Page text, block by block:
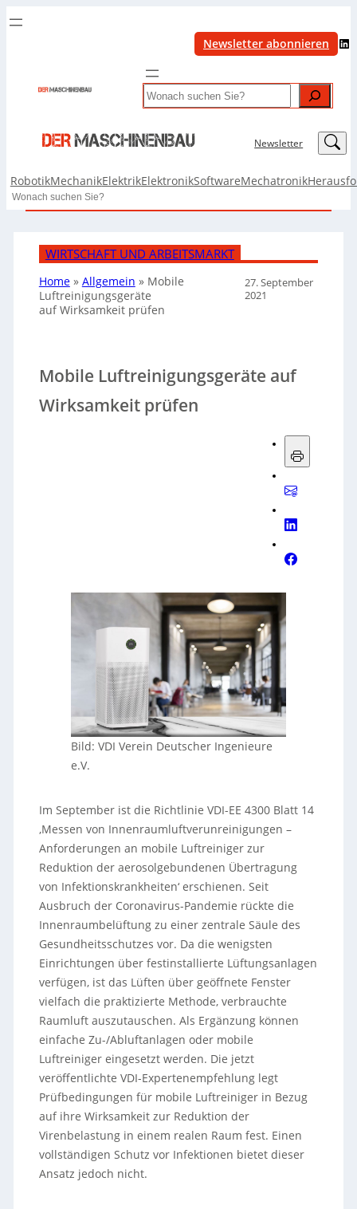
Newsletter abonnieren LinkedIn
Search
Newsletter LinkedIn
RobotikMechanikElektrikElektronikSoftwareMechatronik
Search
WIRTSCHAFT UND ARBEITSMARKT
Home» Allgemein » Mobile
Luftreinigungsgeräte
auf Wirksamkeit prüfen
27. September
2021
Mobile Luftreinigungsgeräte auf
Wirksamkeit prüfen
Bild: VDI Verein Deutscher Ingenieure
e.V.
Im September ist die Richtlinie VDI-EE 4300 Blatt 14
‚Messen von Innenraumluftverunreinigungen –
Anforderungen an mobile Luftreiniger zur
Reduktion der aerosolgebundenen Übertragung
von Infektionskrankheiten‘ erschienen. Seit
Ausbruch der Coronavirus-Pandemie rückte die
Innenraumbelüftung zu einer zentrale Säule des
Gesundheitsschutzes vor. Da die wenigsten
Einrichtungen über festinstallierte Lüftungsanlagen
verfügen, ist das Lüften über geöffnete Fenster
vielfach die praktizierte Methode, verbrauchte
Raumluft auszutauschen. Als Ergänzung können
einfache Zu-/Abluftanlagen oder mobile
Luftreiniger eingesetzt werden. Die jetzt
veröffentlichte VDI-Expertenempfehlung legt
Prüfbedingungen für mobile Luftreiniger in Bezug
auf ihre Wirksamkeit zur Reduktion der
Virenbelastung in einem realen Raum fest. Einen
vollständigen Schutz vor Infektionen bietet dieser
Ansatz jedoch nicht.